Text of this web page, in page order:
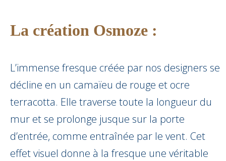
La création Osmoze :
L’immense fresque créée par nos designers se
décline en un camaïeu de rouge et ocre
terracotta. Elle traverse toute la longueur du
mur et se prolonge jusque sur la porte
d’entrée, comme entraînée par le vent. Cet
effet visuel donne à la fresque une véritable